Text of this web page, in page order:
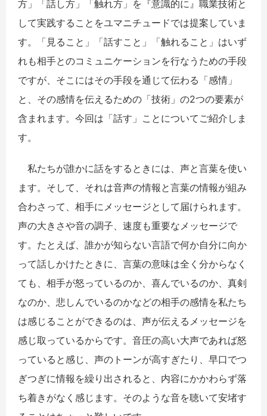
方」「話し方」「触れ方」を『意識的に』職業技術と
して実践することをユマニチュードでは提案していま
す。「見ること」「話すこと」「触れること」はいず
れも相手とのコミュニケーションを行なうための手段
ですが、そこにはその手段を通じて伝わる「感情」
と、その感情を伝えるための「技術」の2つの要素が
含まれます。今回は「話す」ことについてご紹介しま
す。
私たちが誰かに話をするときには、声と言葉を使い
ます。そして、それは音声の情報と言葉の情報が組み
合わさって、相手にメッセージとして届けられます。
声の大きさや音の調子、速度も重要なメッセージで
す。たとえば、誰かが知らない言語で何か自分に向か
って話しかけたときに、言葉の意味は全く分からなく
ても、相手が怒っているのか、喜んでいるのか、真剣
なのか、悲しんでいるのかなどの相手の感情を私たち
は感じることができるのは、声が伝えるメッセージを
感じ取っているからです。音圧の高い大声であれば怒
っていると感じ、声のトーンが高すぎたり、早口でつ
ぎつぎに情報を繰り出されると、内容にかかわらず落
ち着きがなく感じます。そのような音を聴いて安堵す